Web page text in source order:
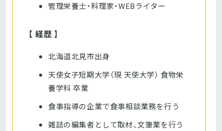
管理栄養士・料理家・WEBライター
【 経歴 】
北海道北見市出身
天使女子短期大学（現 天使大学） 食物栄
養学科 卒業
食事指導の企業で食事相談業務を行う
雑誌の編集者として取材、文筆業を行う